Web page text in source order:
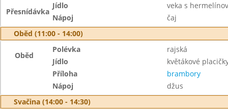
Přesnídávka
Jídlo
veka s
Nápoj
čaj
Oběd (11:00 - 14:00)
Oběd
Polévka
rajská
Jídlo
květákové
Příloha
brambory
Nápoj
džus
Svačina (14:00 - 14:30)